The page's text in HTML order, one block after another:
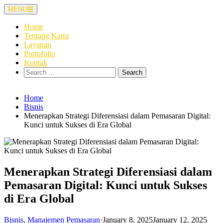
Skip
to
content
MENU
Home
Tentang Kami
Layanan
Portofolio
Kontak
Search
for:
Home
Bisnis
Menerapkan Strategi Diferensiasi dalam Pemasaran Digital:
Kunci untuk Sukses di Era Global
Menerapkan Strategi Diferensiasi dalam
Pemasaran Digital: Kunci untuk Sukses
di Era Global
Bisnis, Manajemen Pemasaran·January 8, 2025January 12, 2025